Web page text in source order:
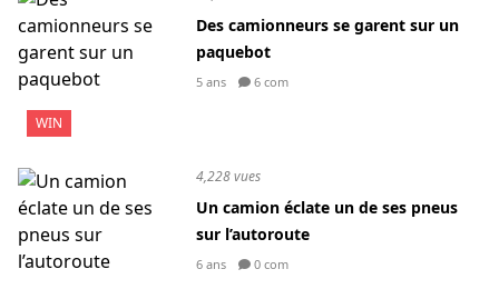
WIN
Des camionneurs se garent sur un
paquebot
5 ans 6 com
4,228 vues
Un camion éclate un de ses pneus
sur l’autoroute
6 ans 0 com